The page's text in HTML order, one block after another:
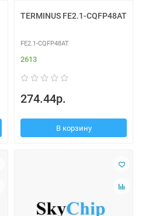
TERMINUS FE2.1-CQFP48AT
FE2.1-CQFP48AT
2613
274.44р.
В корзину